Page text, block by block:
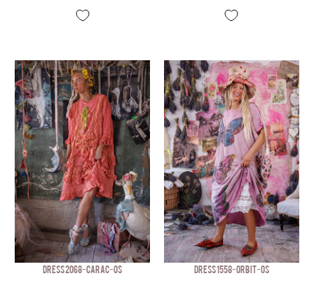
DRESS 2068-CARAC-OS DRESS 1558-ORBIT-OS